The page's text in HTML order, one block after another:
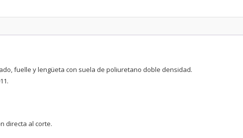
fuelle y lengüeta con suela de poliuretano doble densidad.
directa al corte.